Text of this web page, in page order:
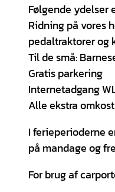
Følgende ydelser
Ridning på vores
pedaltraktorer
Til de små:
Gratis parkering
Internetadgang
Alle ekstra
I ferieperioderne
på mandage og
For brug af